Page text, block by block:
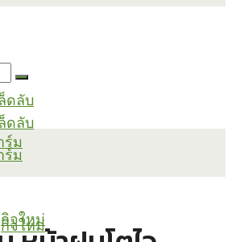
ดลับ
ม
จใหม่
ดลับ
ร์ม
จใหม่